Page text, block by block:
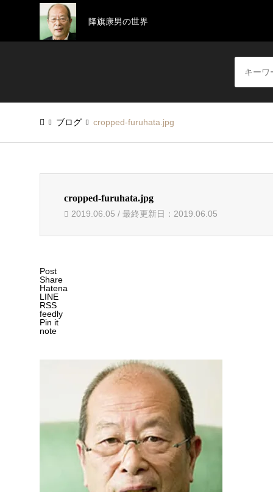
降旗康男の世界
ブログ cropped-furuhata.jpg
cropped-furuhata.jpg
2019.06.05 / 最終更新日：2019.06.05
Post
Share
Hatena
LINE
RSS
feedly
Pin it
note